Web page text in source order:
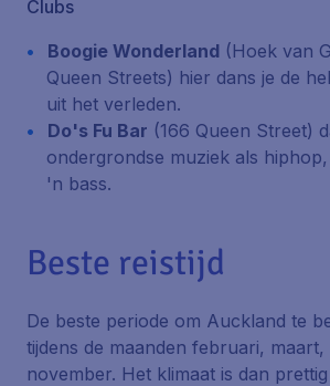
Clubs
Boogie Wonderland (Hoek van
Queen Streets) hier dans je de
uit het verleden.
Do's Fu Bar (166 Queen Street)
ondergrondse muziek als
'n bass.
Beste reistijd
De beste periode om Auckland te
tijdens de maanden februari,
november. Het klimaat is dan